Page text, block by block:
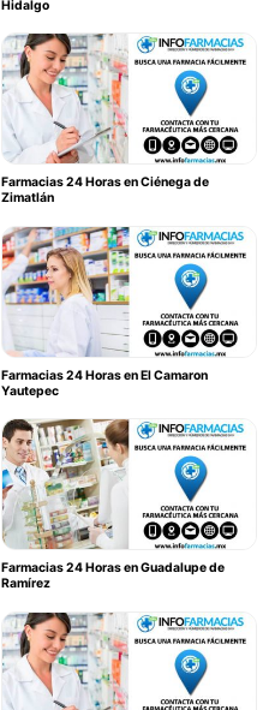
Hidalgo
Farmacias 24 Horas en Ciénega de
Zimatlán
Farmacias 24 Horas en El Camaron
Yautepec
Farmacias 24 Horas en Guadalupe de
Ramírez